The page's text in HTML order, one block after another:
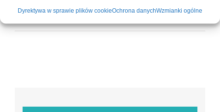
Dyrektywa w sprawie plików cookieOchrona danychWzmianki ogólne
Handthal z Güntherem
Oltschem.